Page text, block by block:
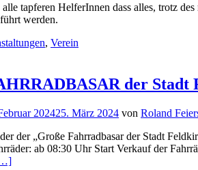
tapferen HelferInnen dass alles, trotz
werden.
, Verein
der Stadt
202425. März 2024 von Roland
der „Große Fahrradbasar der Stadt
ab 08:30 Uhr Start Verkauf der